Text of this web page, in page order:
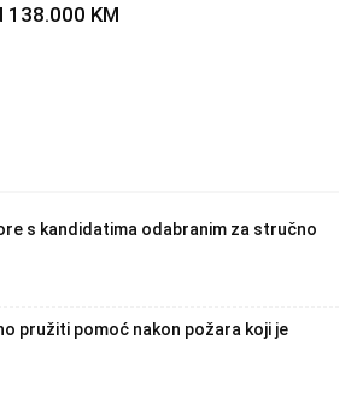
138.000 KM
s kandidatima odabranim za stručno
pružiti pomoć nakon požara koji je